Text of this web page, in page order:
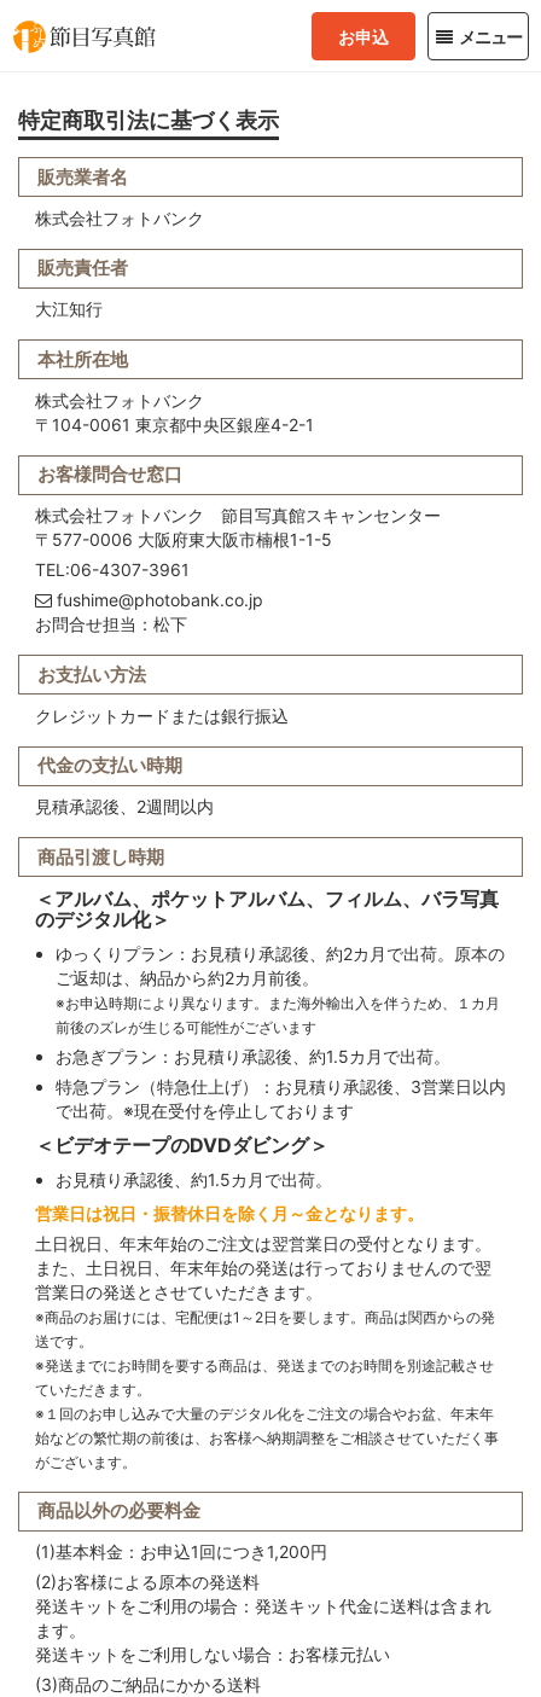
メニュー
お申込
特定商取引法に基づく表示
販売業者名
株式会社フォトバンク
販売責任者
大江知行
本社所在地
株式会社フォトバンク
〒104-0061 東京都中央区銀座4-2-1
お客様問合せ窓口
株式会社フォトバンク 節目写真館スキャンセンター
〒577-0006 大阪府東大阪市楠根1-1-5
TEL:06-4307-3961
fushime@photobank.co.jp
お問合せ担当：松下
お支払い方法
クレジットカードまたは銀行振込
代金の支払い時期
見積承認後、2週間以内
商品引渡し時期
＜アルバム、ポケットアルバム、フィルム、バラ写真
のデジタル化＞
ゆっくりプラン：お見積り承認後、約2カ月で出荷。原本の
ご返却は、納品から約2カ月前後。
※お申込時期により異なります。また海外輸出入を伴うため、１カ月
前後のズレが生じる可能性がございます
お急ぎプラン：お見積り承認後、約1.5カ月で出荷。
特急プラン（特急仕上げ）：お見積り承認後、3営業日以内
で出荷。※現在受付を停止しております
＜ビデオテープのDVDダビング＞
お見積り承認後、約1.5カ月で出荷。
営業日は祝日・振替休日を除く月～金となります。
土日祝日、年末年始のご注文は翌営業日の受付となります。
また、土日祝日、年末年始の発送は行っておりませんので翌
営業日の発送とさせていただきます。
※商品のお届けには、宅配便は1～2日を要します。商品は関西からの発
送です。
※発送までにお時間を要する商品は、発送までのお時間を別途記載させ
ていただきます。
※１回のお申し込みで大量のデジタル化をご注文の場合やお盆、年末年
始などの繁忙期の前後は、お客様へ納期調整をご相談させていただく事
がございます。
商品以外の必要料金
(1)基本料金：お申込1回につき1,200円
(2)お客様による原本の発送料
発送キットをご利用の場合：発送キット代金に送料は含まれ
ます。
発送キットをご利用しない場合：お客様元払い
(3)商品のご納品にかかる送料